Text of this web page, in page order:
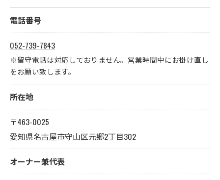
電話番号
052-739-7843
※留守電話は対応しておりません。営業時間中にお掛け直し
をお願い致します。
所在地
〒463-0025
愛知県名古屋市守山区元郷2丁目302
オーナー兼代表